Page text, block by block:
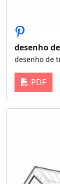
desenho
desenho de
PDF